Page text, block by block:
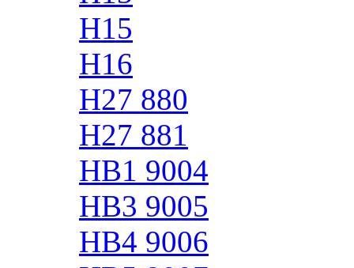
H15
H16
H27 880
H27 881
HB1 9004
HB3 9005
HB4 9006